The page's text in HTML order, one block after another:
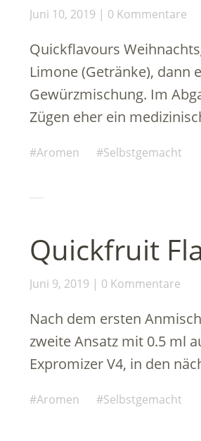
Juni 10, 2019 0 Kommentare
Quickflavours
Limone (Getränke), dann
Gewürzmischung. Im
Zügen eher ein
Aromen Selbstgemacht
Quickfruit
Juni 9, 2019 0 Kommentare
Nach dem ersten
zweite Ansatz mit 0.5 ml
Expromizer V4, in den
Aromen Selbstgemacht